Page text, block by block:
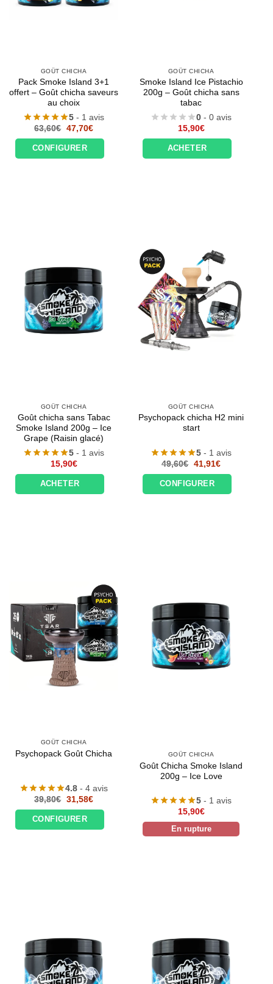
GOÛT CHICHA
Pack Smoke Island 3+1
offert – Goût chicha saveurs
au choix
5 - 1 avis
63,60€ Le
initial
était :
63,60€.
47,70€Le
actuel
47,70€.
CONFIGURER
GOÛT CHICHA
Smoke Island Ice Pistachio
200g – Goût chicha sans
tabac
0 - 0 avis
15,90€
ACHETER
GOÛT CHICHA
Goût chicha sans Tabac
Smoke Island 200g – Ice
Grape (Raisin glacé)
5 - 1 avis
15,90€
ACHETER
GOÛT CHICHA
Psychopack chicha H2 mini
start
5 - 1 avis
49,60€ Le
initial
était :
49,60€.
41,91€Le
actuel
41,91€.
CONFIGURER
GOÛT CHICHA
Psychopack Goût Chicha
4.8 - 4 avis
39,80€ Le
initial
était :
39,80€.
31,58€Le
actuel
31,58€.
CONFIGURER
GOÛT CHICHA
Goût Chicha Smoke Island
200g – Ice Love
5 - 1 avis
15,90€
En rupture